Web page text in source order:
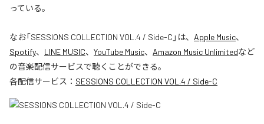
っている。
なお「SESSIONS COLLECTION VOL.4 / Side-C 」は、 Apple Music、
Spotify、 LINE MUSIC、 YouTube Music、 Amazon Music Unlimitedなど
の音楽配信サービスで聴くことができる。
各配信サービス： SESSIONS COLLECTION VOL.4 / Side-C